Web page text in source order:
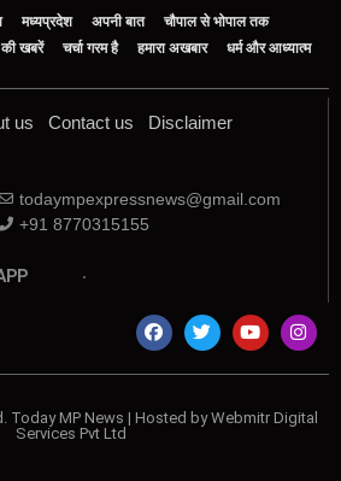
मध्यप्रदेश अपनी बात
चौपाल से भोपाल तक
खबरें चर्चा गरम है हमारा अखबार धर्म और आध्यात्म
us Contact us
Disclaimer
todaympexpressnews@gmail.com
+91 8770315155
Today MP News | Hosted by Webmitr Digital
Services Pvt Ltd